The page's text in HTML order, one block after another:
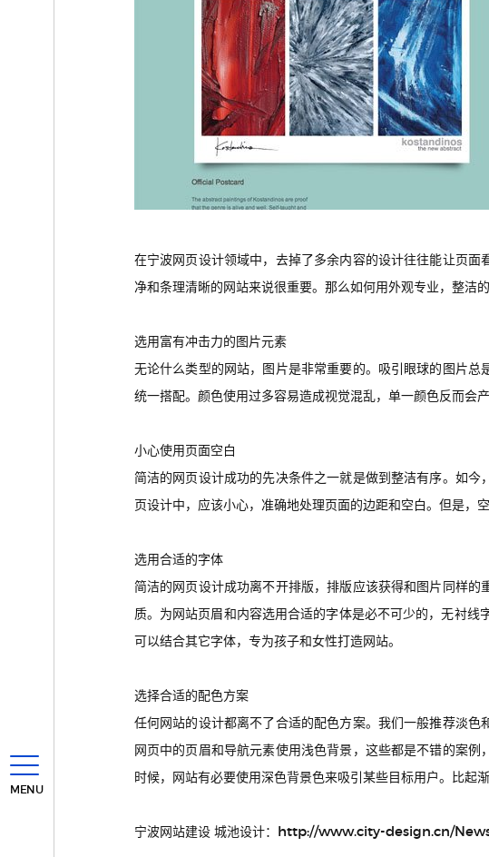
MENU
在宁波网页设计领域中，去掉了多余内容的设计往往能让页
净和条理清晰的网站来说很重要。那么如何用外观专业，整洁
选用富有冲击力的图片元素
无论什么类型的网站，图片是非常重要的。 吸引眼球的图片总
统一搭配。颜色使用过多容易造成视觉混乱，单一颜色反而会
小心使用页面空白
简洁的网页设计成功的先决条件之一就是做到整洁有序。如
页设计中，应该小心，准确地处理页面的边距和空白。但是，
选用合适的字体
简洁的网页设计成功离不开排版，排版应该获得和图片同样
质。为网站页眉和内容选用合适的字体是必不可少的，无衬
可以结合其它字体，专为孩子和女性打造网站。
选择合适的配色方案
任何网站的设计都离不了合适的配色方案。我们一般推荐淡色
网页中的页眉和导航元素使用浅色背景，这些都是不错的案
时候，网站有必要使用深色背景色来吸引某些目标用户。比起
宁波网站建设 城池设计： http://www.city-design.cn/